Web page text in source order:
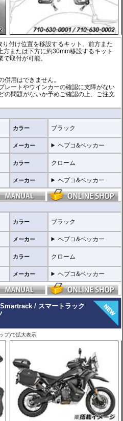
付け位置を移設するキット。前方また
または下方に約30mm移設するキット
取付が可能。
用はできません。
ートやウインカーの確認に支障がない
の問題がないか予めご確認の上、ご注文
カラー ブラック
メーカー ヘプコ&ベッカー
カラー クローム
メーカー ヘプコ&ベッカー
カラー ブラック
メーカー ヘプコ&ベッカー
カラー クローム
メーカー ヘプコ&ベッカー
/ スマートラック
プ)で拡大表示